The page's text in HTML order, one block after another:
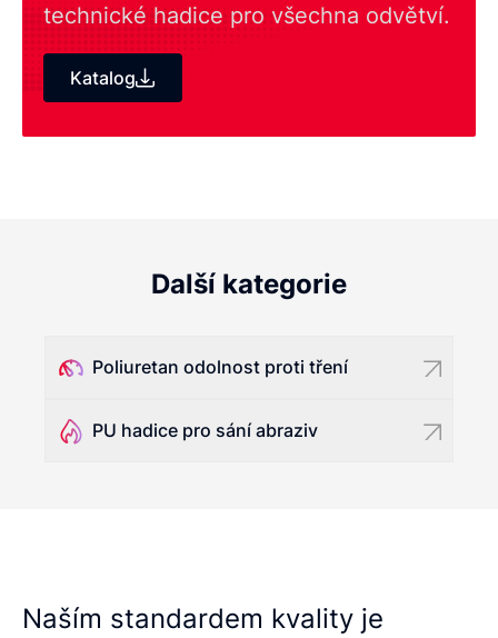
technické hadice pro všechna odvětví.
Katalog
Další kategorie
Poliuretan odolnost proti tření
PU hadice pro sání abraziv
Naším standardem kvality je